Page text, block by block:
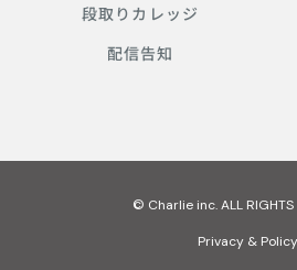
段取りカレッジ
配信告知
© Charlie inc. ALL RIGHTS
Privacy & Policy